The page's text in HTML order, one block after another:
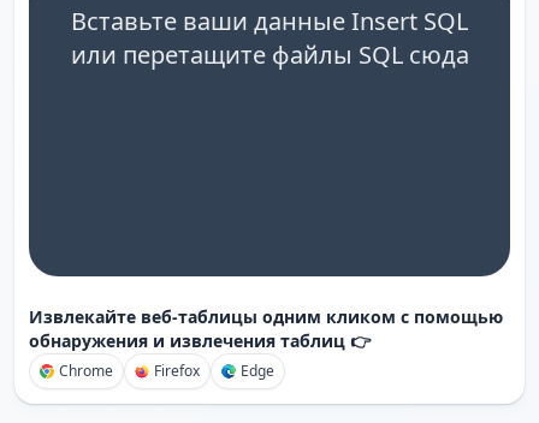
Вставьте ваши данные Insert SQL
или перетащите файлы SQL сюда
Извлекайте веб-таблицы одним кликом с помощью
обнаружения и извлечения таблиц 👉
Chrome Firefox Edge